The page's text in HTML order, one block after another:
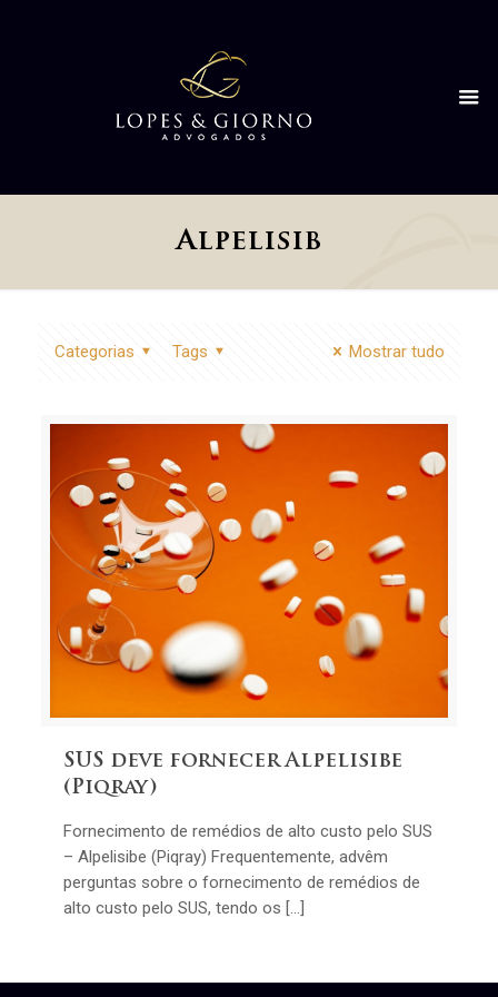
Alpelisib
Categorias Tags Mostrar tudo
SUS deve fornecer Alpelisibe
(Piqray)
Fornecimento de remédios de alto custo pelo SUS
– Alpelisibe (Piqray) Frequentemente, advêm
perguntas sobre o fornecimento de remédios de
alto custo pelo SUS, tendo os […]